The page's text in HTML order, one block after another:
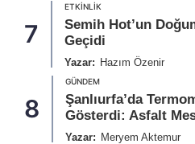
7
ETKINLIK
Semih Hot’un
Geçidi
Yazar: Hazım Özenir
8
GÜNDEM
Şanlıurfa’da
Gösterdi: Asfalt
Yazar: Meryem Aktemur